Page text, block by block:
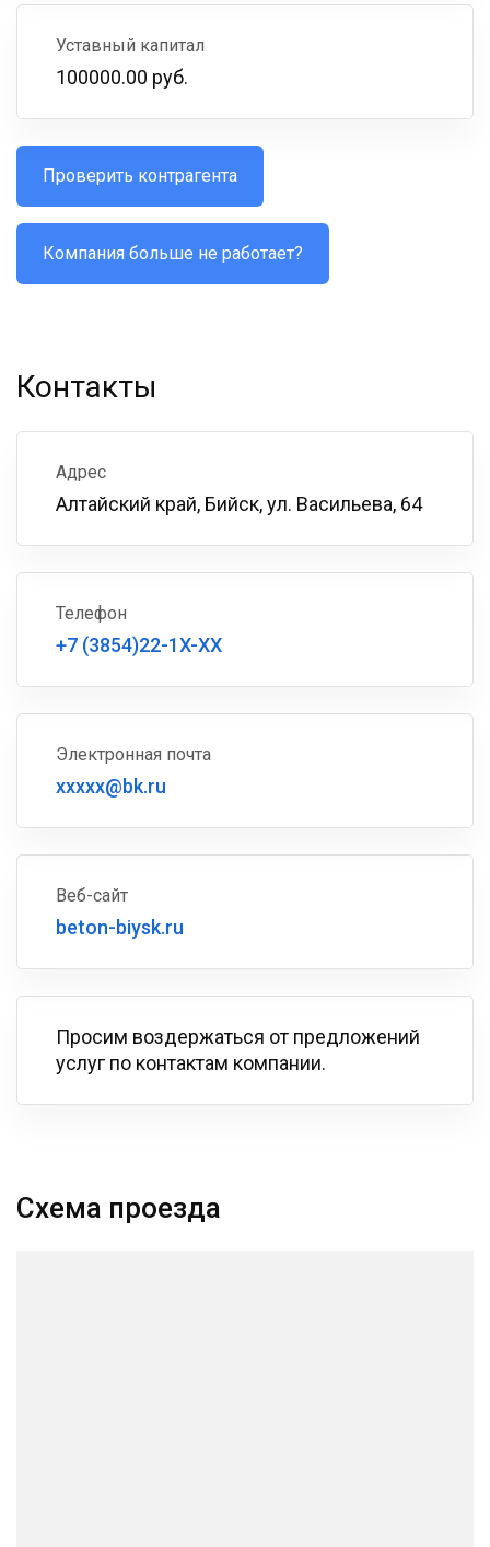
Уставный капитал
100000.00 руб.
Проверить контрагента
Компания больше не работает?
Контакты
Адрес
Алтайский край, Бийск, ул. Васильева, 64
Телефон
+7 (3854)22-1X-XX
Электронная почта
xxxxx@bk.ru
Веб-сайт
beton-biysk.ru
Просим воздержаться от предложений
услуг по контактам компании.
Схема проезда